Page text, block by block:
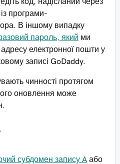
програми-
В іншому випадку
пароль, який ми
електронної пошти у
записі GoDaddy.
чинності протягом
оновлення може
субдомен запису A або